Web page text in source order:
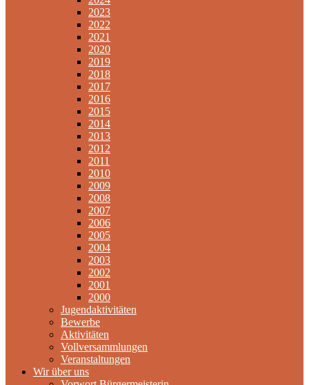
2023
2022
2021
2020
2019
2018
2017
2016
2015
2014
2013
2012
2011
2010
2009
2008
2007
2006
2005
2004
2003
2002
2001
2000
Jugendaktivitäten
Bewerbe
Aktivitäten
Vollversammlungen
Veranstaltungen
Wir über uns